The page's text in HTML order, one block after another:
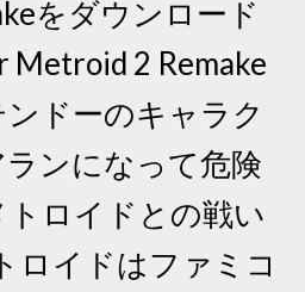
をダウンロード
Metroid 2 Remake
ドーのキャラク
ンになって危険
ロイドとの戦い
ロイドはファミコ